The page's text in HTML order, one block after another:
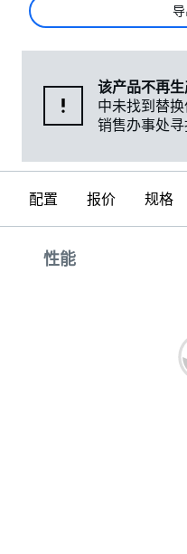
该产品不再生
中未找到替
销售办事处寻
配置 报价 规格
性能